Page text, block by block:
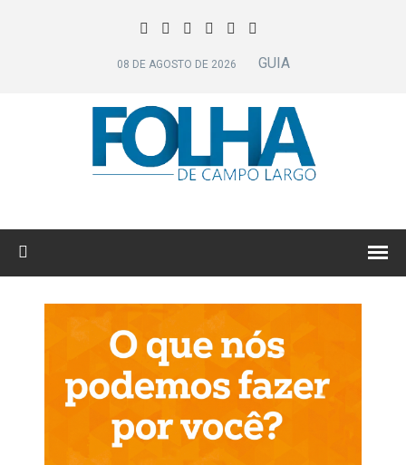
08 DE AGOSTO DE 2026 GUIA